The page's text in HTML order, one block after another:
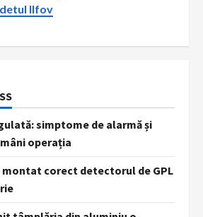
Ilfov
simptome de alarmă și
operația
montat corect detectorul de GPL